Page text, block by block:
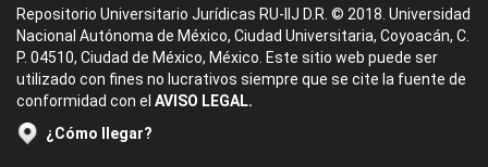
Repositorio Universitario Jurídicas RU-IIJ D.R. © 2018. Universidad
Nacional Autónoma de México, Ciudad Universitaria, Coyoacán, C.
P. 04510, Ciudad de México, México. Este sitio web puede ser
utilizado con fines no lucrativos siempre que se cite la fuente de
conformidad con el AVISO LEGAL.
¿Cómo llegar?